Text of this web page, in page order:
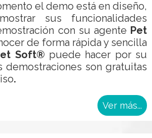
el demo está en diseño,
sus funcionalidades
con su agente Pet
de forma rápida y sencilla
Soft® puede hacer por su
demostraciones son gratuitas
.
Ver más...